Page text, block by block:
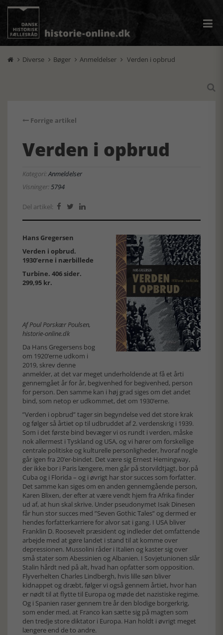
 Diverse  Bøger  Anmeldelser  Verden i opbrud

Forrige artikel
Verden i opbrud
Kategori:Anmeldelser
Visninger:5794
Del artikel:   
Hans Gregersen
Verden i opbrud.
1930’erne i nærbillede
Turbine. 406 sider.
299,95 kr.
Af Poul Porskær Poulsen,
historie-online.dk
Da Hans Gregersens bog
om 1920’erne udkom i
2019, skrev denne
anmelder, at det var meget underholdende at få et årti
gennemgået år for år, begivenhed for begivenhed, person
for person. Den samme kan i høj grad siges om det andet
bind, som netop er udkommet, det om 1930’erne.
”Verden i opbrud” tager sin begyndelse ved det store krak
og følger så årtiet op til udbruddet af 2. verdenskrig i 1939.
Som i det første bind bevæger vi os rundt i verden, måske
nok allermest i Tyskland og USA, og vi hører om forskellige
centrale politiske og kulturelle personligheder, hvoraf nogle
går igen fra 20’er-bindet. Det være sig Ernest Hemingway,
der ikke bor i Paris længere, men går på storvildtjagt, bor på
Cuba og i Florida – og i øvrigt har stor succes som forfatter.
Det samme kan siges om en anden gennemgående person,
Karen Blixen, der efter at være vendt hjem fra Afrika finder
ud af, at hun skal skrive. Under pseudonymet Isak Dinesen
får hun stor succes med ”Seven Gothic Tales” og dermed er
hendes forfatterkarriere for alvor sat i gang. I USA bliver
Franklin D. Roosevelt præsident og indleder det omfattende
arbejde med at gøre landet i stand til at komme over
depressionen. Mussolini råder i Italien og kaster sig over
små stater som Abessinien og Albanien. I Sovjetunionen slår
Stalin hårdt ned på alt, hvad han opfatter som opposition.
Flyverhelten Charles Lindbergh, hvis lille søn bliver
kidnappet og dræbt, følger vi også gennem årtiet, hvor han
er nødt til at flytte til Europa og møde det nazistiske regime.
Og i Spanien raser gennem tre år den blodige borgerkrig,
som ender med, at Franco kan sætte sig på magten som
den tredje store diktator i Europa. Han holdt i øvrigt meget
længere end de to andre.